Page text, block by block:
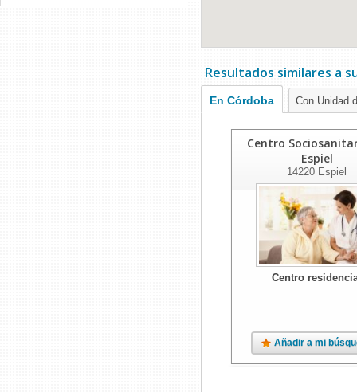
Resultados similares a
En Córdoba Con Unidad
Centro
Espiel
14220 Espiel
Centro
Añadir a mi